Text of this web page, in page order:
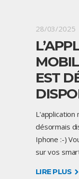
28/03/2025
EST
désormais
Iphone :-)
sur vos
LIRE PLUS